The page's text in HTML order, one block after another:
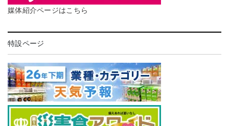
媒体紹介ページはこちら
特設ページ